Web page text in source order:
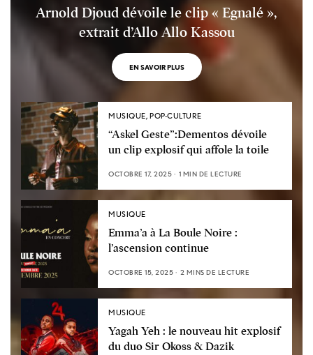
Arnold Djoud dévoile le clip « Egnalé »,
extrait d’Allo Allo Kassou
EN SAVOIR PLUS
MUSIQUE, POP-CULTURE
“Askel Geste”:Dementos dévoile
un clip explosif qui affole la toile
OCTOBRE 17, 2025 1 MIN DE LECTURE
MUSIQUE
Emma’a à La Boule Noire :
l’ascension continue
OCTOBRE 15, 2025 2 MINS DE LECTURE
MUSIQUE
Yagah Yeh : le nouveau hit explosif
du duo Sir Okoss & Dazik